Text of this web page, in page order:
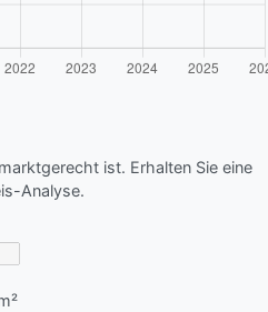
ist. Erhalten Sie eine
Analyse.